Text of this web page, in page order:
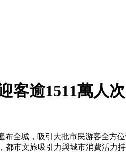
客逾1511萬人
全城，吸引大批市民游客全方
市文旅吸引力與城市消費活力持